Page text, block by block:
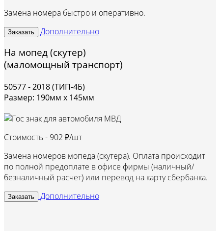
Замена номера быстро и оперативно.
Заказать Дополнительно
На мопед (скутер)
(маломощный транспорт)
50577 - 2018 (ТИП-4Б)
Размер: 190мм х 145мм
Стоимость - 902 ₽/шт
Замена номеров мопеда (скутера). Оплата происходит
по полной предоплате в офисе фирмы (наличный/
безналичный расчет) или перевод на карту сбербанка.
Заказать Дополнительно